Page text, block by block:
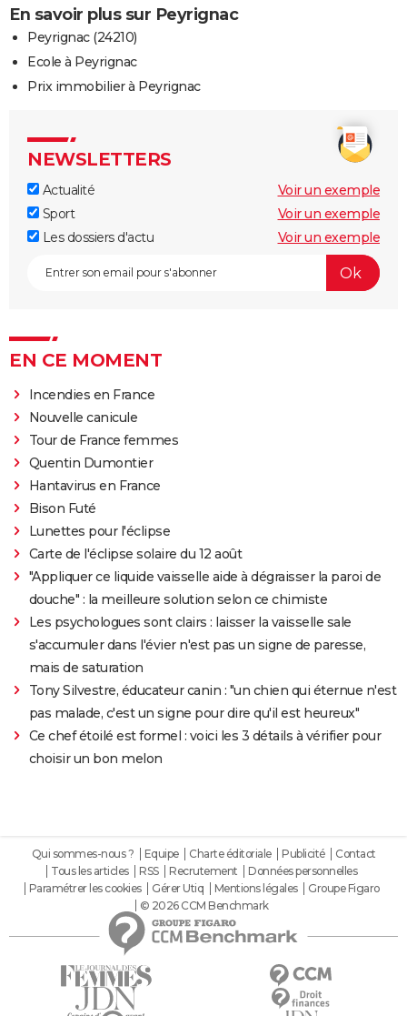
En savoir plus sur Peyrignac
Peyrignac (24210)
Ecole à Peyrignac
Prix immobilier à Peyrignac
NEWSLETTERS
Actualité
Voir un exemple
Sport
Voir un exemple
Les dossiers d'actu
Voir un exemple
EN CE MOMENT
Incendies en France
Nouvelle canicule
Tour de France femmes
Quentin Dumontier
Hantavirus en France
Bison Futé
Lunettes pour l'éclipse
Carte de l'éclipse solaire du 12 août
"Appliquer ce liquide vaisselle aide à dégraisser la paroi de
douche" : la meilleure solution selon ce chimiste
Les psychologues sont clairs : laisser la vaisselle sale
s'accumuler dans l'évier n'est pas un signe de paresse,
mais de saturation
Tony Silvestre, éducateur canin : "un chien qui éternue n'est
pas malade, c'est un signe pour dire qu'il est heureux"
Ce chef étoilé est formel : voici les 3 détails à vérifier pour
choisir un bon melon
Qui sommes-nous ? Equipe Charte éditoriale Publicité
Contact
Tous les articles
RSS Recrutement
Données personnelles
Paramétrer les cookies
Gérer Utiq Mentions légales
Groupe Figaro
© 2026 CCM Benchmark